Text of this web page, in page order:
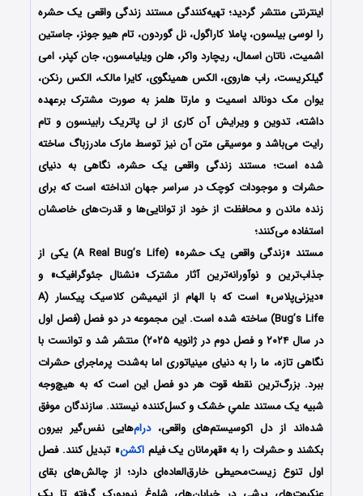
اینترنتی منتشر گردید؛ تهیه‌کنندگی مستند زندگی واقعی یک حشره
را لوسی بیلسون، پاملا کاراگول، نل گوردون، تام هیو جونز، جاستین
اشمیت، ناتان اسمال، ریچارد واکر، هلن ویلیامسون، جان کپنر، امی
گیلکریست، راب هاروی، الکس همینگوی، کایرا مالک، الکس رنکن،
یوان مک دونالد اسمیت و مارتا هلمز به صورت مشترک برعهده
داشته، تدوین و ویرایش آن کاری از لی پاتریک رابینسون و تام
رایت می‌باشد و موسیقی متن آن نیز توسط مارک مادرزباگ ساخته
شده است؛ مستند زندگی واقعی یک حشره، نگاهی به دنیای
حشرات و موجودات کوچک در سراسر جهان انداخته است که برای
زنده ماندن و محافظت از خود از توانایی‌ها و قدرت‌های خاصشان
استفاده می‌کنند؛
مستند «زندگی واقعی یک حشره» (A Real Bug’s Life)
یکی از
جذاب‌ترین و نوآورانه‌ترین آثار مشترک «نشنال جئوگرافیک» و
«دیزنی‌پلاس» است که با الهام از انیمیشن کلاسیک پیکسار (A
Bug’s Life) ساخته شده است. این مجموعه در دو فصل (فصل اول
در سال ۲۰۲۴ و فصل دوم در ژانویه ۲۰۲۵) منتشر شد و توانست با
نگاهی تازه، ما را به دنیای مینیاتوری اما به‌شدت پرماجرای حشرات
ببرد. بزرگ‌ترین نقطه قوت هر دو فصل این است که به هیچ‌وجه
شبیه یک مستند علمیِ خشک و کسل‌کننده نیستند. سازندگان موفق
شده‌اند از دل اکوسیستم‌های واقعی،درام‌هایی نفس‌گیر بیرون
بکشند و حشرات را به «قهرمانان یک فیلم اکشن» تبدیل کنند. فصل
اول تنوع زیست‌محیطی خارق‌العاده‌ای دارد؛ از چالش‌های بقای